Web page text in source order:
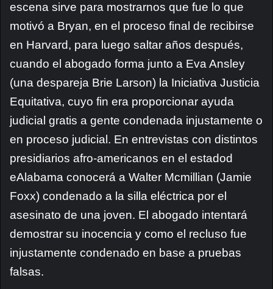
escena sirve para mostrarnos que fue lo que
motivó a Bryan, en el proceso final de recibirse
en Harvard, para luego saltar años después,
cuando el abogado forma junto a Eva Ansley
(una despareja Brie Larson) la Iniciativa Justicia
Equitativa, cuyo fin era proporcionar ayuda
judicial gratis a gente condenada injustamente o
en proceso judicial. En entrevistas con distintos
presidiarios afro-americanos en el estadod
eAlabama conocerá a Walter Mcmillian (Jamie
Foxx) condenado a la silla eléctrica por el
asesinato de una joven. El abogado intentará
demostrar su inocencia y como el recluso fue
injustamente condenado en base a pruebas
falsas.